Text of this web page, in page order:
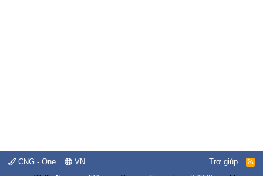
CNG - One VN Trợ giúp
R